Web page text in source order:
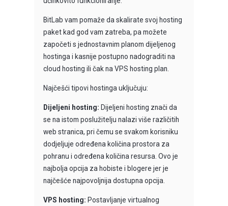
BitLab vam pomaže da skalirate svoj hosting
paket kad god vam zatreba, pa možete
započeti s jednostavnim planom dijeljenog
hostinga i kasnije postupno nadograditi na
cloud hosting ili čak na VPS hosting plan.
Najčešći tipovi hostinga uključuju:
Dijeljeni hosting: Dijeljeni hosting znači da
se na istom poslužitelju nalazi više različitih
web stranica, pri čemu se svakom korisniku
dodjeljuje određena količina prostora za
pohranu i određena količina resursa. Ovo je
najbolja opcija za hobiste i blogere jer je
najčešće najpovoljnija dostupna opcija.
VPS hosting: Postavljanje virtualnog